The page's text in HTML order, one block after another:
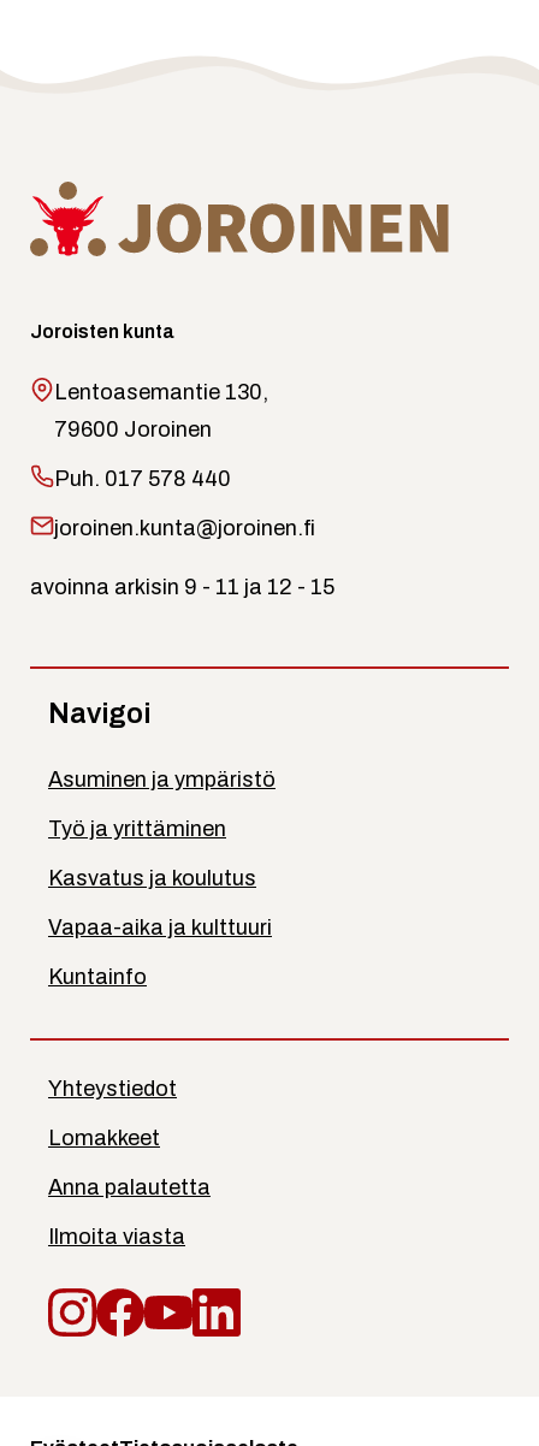
Joroisten kunta
Lentoasemantie 130,
79600 Joroinen
Puh. 017 578 440
joroinen.kunta@joroinen.fi
avoinna arkisin 9 - 11 ja 12 - 15
Navigoi
Asuminen ja ympäristö
Työ ja yrittäminen
Kasvatus ja koulutus
Vapaa-aika ja kulttuuri
Kuntainfo
Yhteystiedot
Lomakkeet
Anna palautetta
Ilmoita viasta
Instagram
Facebook
YouTube
LinkedIn